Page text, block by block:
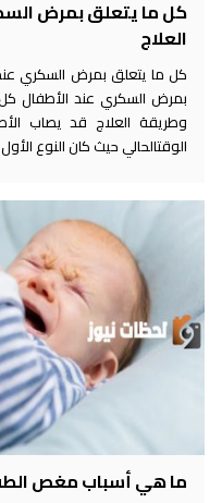
كل ما يتعلق بمرض
العلاج
كل ما يتعلق بمرض السكري
بمرض السكري عند الأطفال
وطريقة العلاج قد يصاب
الوقتالحالي حيث كان النوع الأول
ما هي أسباب مغص